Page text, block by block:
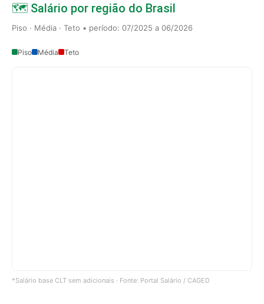
🗺️ Salário por região do Brasil
Piso · Média · Teto • período: 07/2025 a 06/2026
Piso Média Teto
*Salário base CLT sem adicionais · Fonte: Portal Salário / CAGED